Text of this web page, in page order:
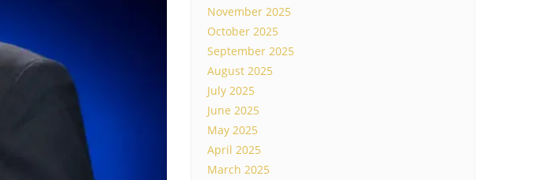
November 2025
October 2025
September 2025
August 2025
July 2025
June 2025
May 2025
April 2025
March 2025